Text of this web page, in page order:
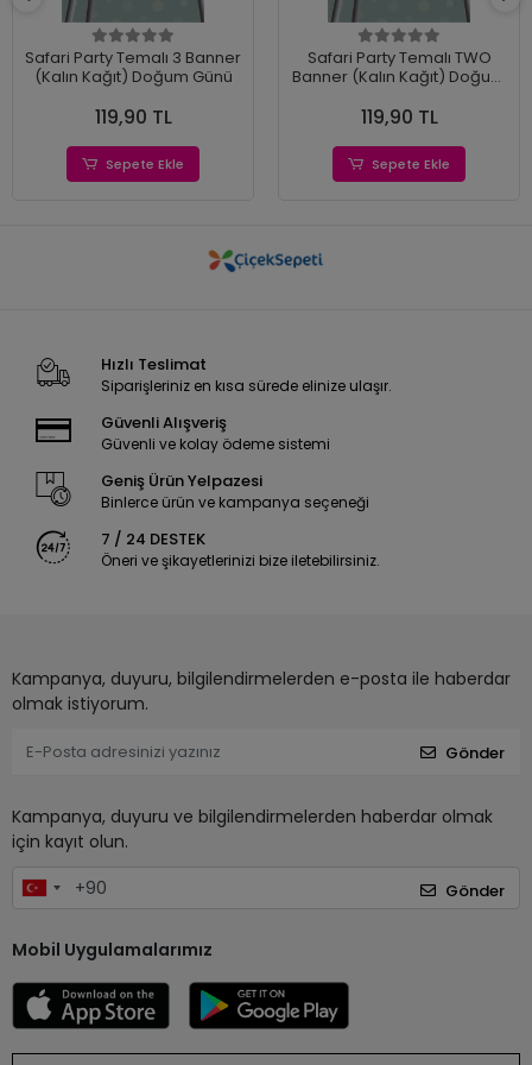
Safari Party Temalı 3 Banner
(Kalın Kağıt) Doğum Günü
119,90 TL
Sepete Ekle
Safari Party Temalı TWO
Banner (Kalın Kağıt) Doğum
119,90 TL
Sepete Ekle
Hızlı Teslimat
Siparişleriniz en kısa sürede elinize ulaşır.
Güvenli Alışveriş
Güvenli ve kolay ödeme sistemi
Geniş Ürün Yelpazesi
Binlerce ürün ve kampanya seçeneği
7 / 24 DESTEK
Öneri ve şikayetlerinizi bize iletebilirsiniz.
Kampanya, duyuru, bilgilendirmelerden e-posta ile haberdar
olmak istiyorum.
Gönder
Kampanya, duyuru ve bilgilendirmelerden haberdar olmak
için kayıt olun.
Gönder
Mobil Uygulamalarımız